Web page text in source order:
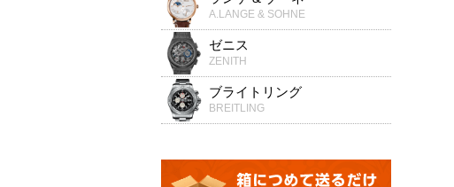
A.LANGE & SOHNE
ゼニス
ZENITH
ブライトリング
BREITLING